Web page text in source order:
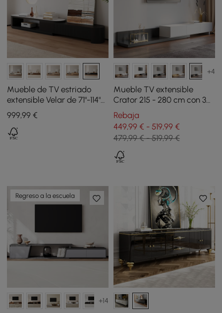
Mueble de TV estriado
extensible Velar de 71"-114"
con tapa de piedra
sinterizada y 3 cajones
999,99 €
+4
Mueble TV extensible
Crator 215 - 280 cm con 3
cajones - negro y blanco
Rebaja
449,99 € - 519,99 €
479,99 € - 519,99 €
Regreso a la escuela
+14